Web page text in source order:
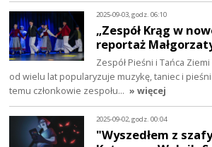
2025-09-03, godz. 06:10
„Zespół Krąg w
reportaż
Zespół Pieśni i Tańca
od wielu lat popularyzuje muzykę, taniec i
temu członkowie zespołu… » więcej
2025-09-02, godz. 00:04
"Wyszedłem z